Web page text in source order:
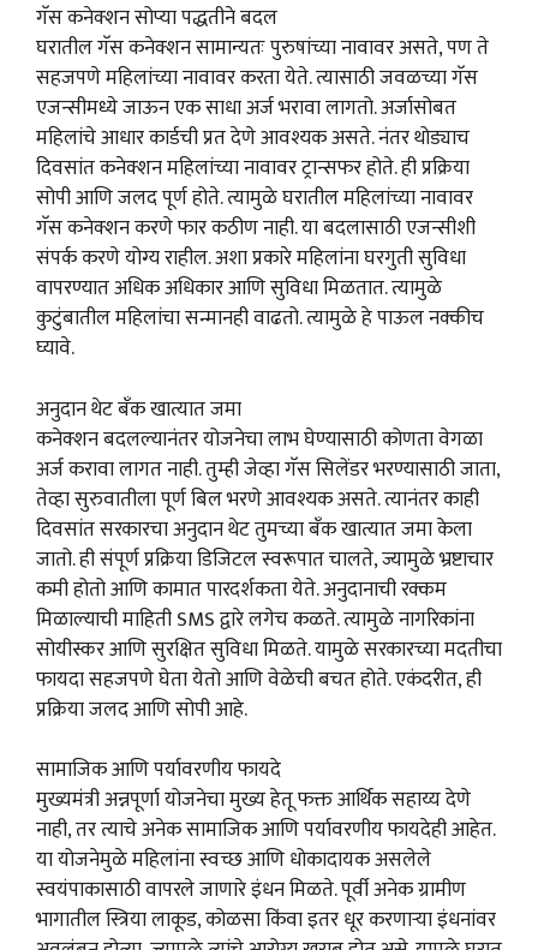
गॅस कनेक्शन सोप्या पद्धतीने बदल
घरातील गॅस कनेक्शन सामान्यतः पुरुषांच्या नावावर असते, पण ते
सहजपणे महिलांच्या नावावर करता येते. त्यासाठी जवळच्या गॅस
एजन्सीमध्ये जाऊन एक साधा अर्ज भरावा लागतो. अर्जासोबत
महिलांचे आधार कार्डची प्रत देणे आवश्यक असते. नंतर थोड्याच
दिवसांत कनेक्शन महिलांच्या नावावर ट्रान्सफर होते. ही प्रक्रिया
सोपी आणि जलद पूर्ण होते. त्यामुळे घरातील महिलांच्या नावावर
गॅस कनेक्शन करणे फार कठीण नाही. या बदलासाठी एजन्सीशी
संपर्क करणे योग्य राहील. अशा प्रकारे महिलांना घरगुती सुविधा
वापरण्यात अधिक अधिकार आणि सुविधा मिळतात. त्यामुळे
कुटुंबातील महिलांचा सन्मानही वाढतो. त्यामुळे हे पाऊल नक्कीच
घ्यावे.
अनुदान थेट बँक खात्यात जमा
कनेक्शन बदलल्यानंतर योजनेचा लाभ घेण्यासाठी कोणता वेगळा
अर्ज करावा लागत नाही. तुम्ही जेव्हा गॅस सिलेंडर भरण्यासाठी जाता,
तेव्हा सुरुवातीला पूर्ण बिल भरणे आवश्यक असते. त्यानंतर काही
दिवसांत सरकारचा अनुदान थेट तुमच्या बँक खात्यात जमा केला
जातो. ही संपूर्ण प्रक्रिया डिजिटल स्वरूपात चालते, ज्यामुळे भ्रष्टाचार
कमी होतो आणि कामात पारदर्शकता येते. अनुदानाची रक्कम
मिळाल्याची माहिती SMS द्वारे लगेच कळते. त्यामुळे नागरिकांना
सोयीस्कर आणि सुरक्षित सुविधा मिळते. यामुळे सरकारच्या मदतीचा
फायदा सहजपणे घेता येतो आणि वेळेची बचत होते. एकंदरीत, ही
प्रक्रिया जलद आणि सोपी आहे.
सामाजिक आणि पर्यावरणीय फायदे
मुख्यमंत्री अन्नपूर्णा योजनेचा मुख्य हेतू फक्त आर्थिक सहाय्य देणे
नाही, तर त्याचे अनेक सामाजिक आणि पर्यावरणीय फायदेही आहेत.
या योजनेमुळे महिलांना स्वच्छ आणि धोकादायक असलेले
स्वयंपाकासाठी वापरले जाणारे इंधन मिळते. पूर्वी अनेक ग्रामीण
भागातील स्त्रिया लाकूड, कोळसा किंवा इतर धूर करणाऱ्या इंधनांवर